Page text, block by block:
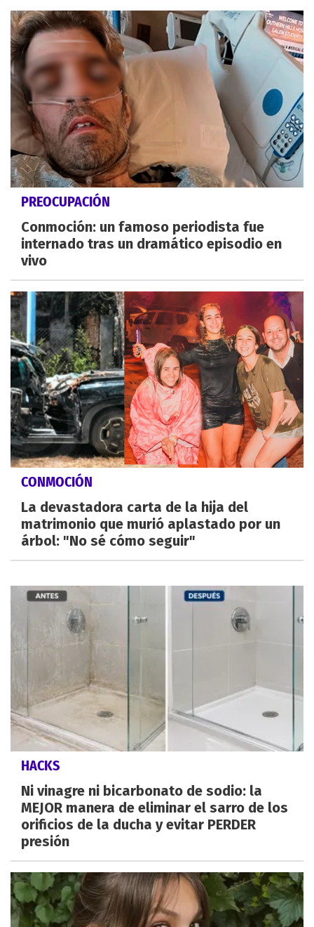
PREOCUPACIÓN
Conmoción: un famoso periodista fue
internado tras un dramático episodio en
vivo
CONMOCIÓN
La devastadora carta de la hija del
matrimonio que murió aplastado por un
árbol: "No sé cómo seguir"
HACKS
Ni vinagre ni bicarbonato de sodio: la
MEJOR manera de eliminar el sarro de los
orificios de la ducha y evitar PERDER
presión